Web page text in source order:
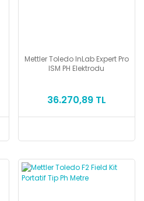
Mettler Toledo InLab Expert Pro
ISM PH Elektrodu
36.270,89 TL